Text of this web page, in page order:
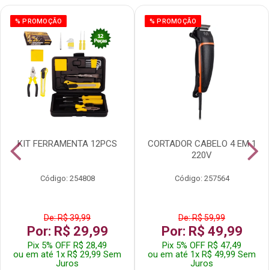
% PROMOÇÃO
KIT FERRAMENTA 12PCS
Código: 254808
De: R$ 39,99
Por: R$ 29,99
Pix 5% OFF R$ 28,49
ou em até 1x R$ 29,99 Sem
Juros
% PROMOÇÃO
CORTADOR CABELO 4 EM 1
220V
Código: 257564
De: R$ 59,99
Por: R$ 49,99
Pix 5% OFF R$ 47,49
ou em até 1x R$ 49,99 Sem
Juros